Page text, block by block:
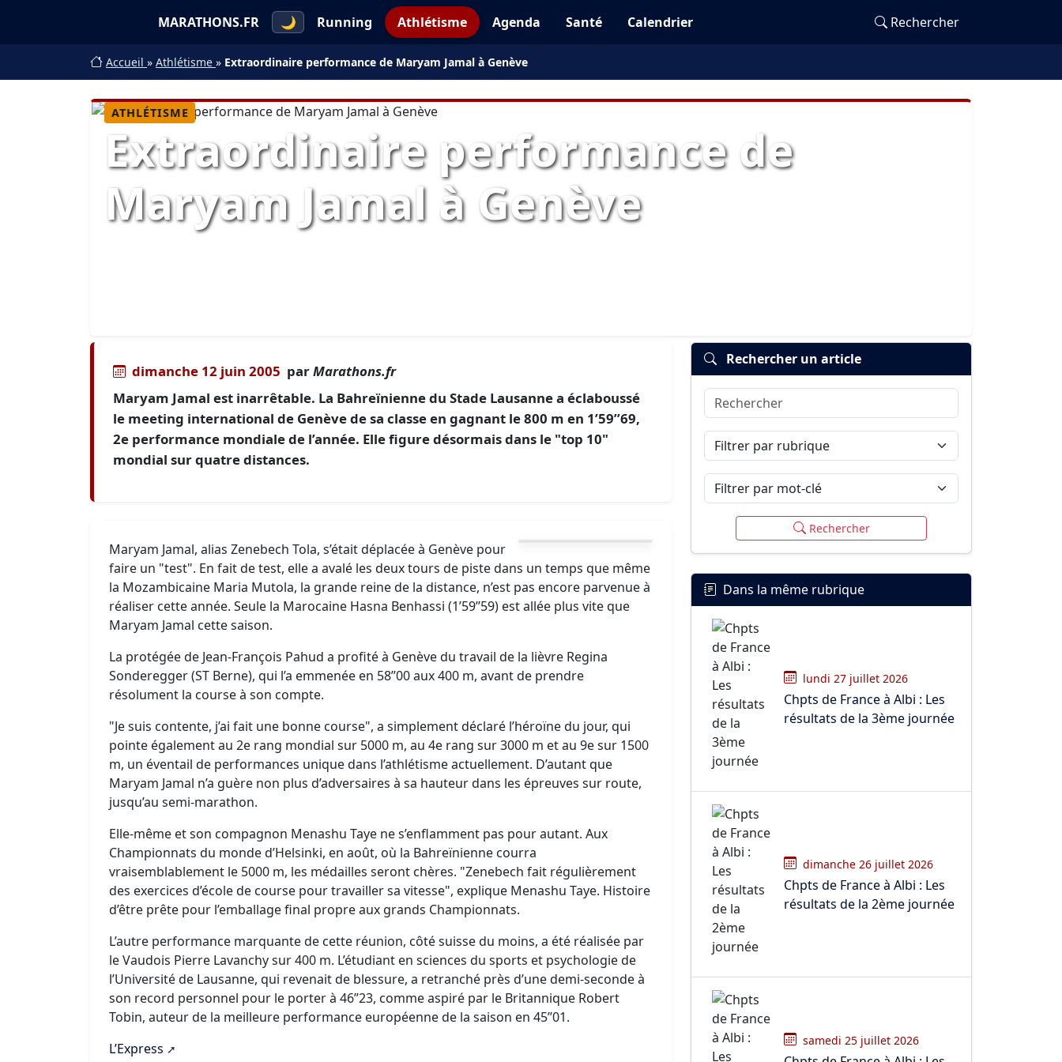
MARATHONS.FR 🌙 Running Athlétisme Agenda Santé Calendrier Rechercher
Accueil » Athlétisme » Extraordinaire performance de Maryam Jamal à Genève
ATHLÉTISME
Extraordinaire performance de
Maryam Jamal à Genève
dimanche 12 juin 2005 parMarathons.fr
Maryam Jamal est inarrêtable. La Bahreïnienne du Stade Lausanne a éclaboussé
le meeting international de Genève de sa classe en gagnant le 800 m en 1’59’’69,
2e performance mondiale de l’année. Elle figure désormais dans le "top 10"
mondial sur quatre distances.
Maryam Jamal, alias Zenebech Tola, s’était déplacée à Genève pour
faire un "test". En fait de test, elle a avalé les deux tours de piste dans un temps que même
la Mozambicaine Maria Mutola, la grande reine de la distance, n’est pas encore parvenue à
réaliser cette année. Seule la Marocaine Hasna Benhassi (1’59’’59) est allée plus vite que
Maryam Jamal cette saison.
La protégée de Jean-François Pahud a profité à Genève du travail de la lièvre Regina
Sonderegger (ST Berne), qui l’a emmenée en 58’’00 aux 400 m, avant de prendre
résolument la course à son compte.
"Je suis contente, j’ai fait une bonne course", a simplement déclaré l’héroïne du jour, qui
pointe également au 2e rang mondial sur 5000 m, au 4e rang sur 3000 m et au 9e sur 1500
m, un éventail de performances unique dans l’athlétisme actuellement. D’autant que
Maryam Jamal n’a guère non plus d’adversaires à sa hauteur dans les épreuves sur route,
jusqu’au semi-marathon.
Elle-même et son compagnon Menashu Taye ne s’enflamment pas pour autant. Aux
Championnats du monde d’Helsinki, en août, où la Bahreïnienne courra
vraisemblablement le 5000 m, les médailles seront chères. "Zenebech fait régulièrement
des exercices d’école de course pour travailler sa vitesse", explique Menashu Taye. Histoire
d’être prête pour l’emballage final propre aux grands Championnats.
L’autre performance marquante de cette réunion, côté suisse du moins, a été réalisée par
le Vaudois Pierre Lavanchy sur 400 m. L’étudiant en sciences du sports et psychologie de
l’Université de Lausanne, qui revenait de blessure, a retranché près d’une demi-seconde à
son record personnel pour le porter à 46’’23, comme aspiré par le Britannique Robert
Tobin, auteur de la meilleure performance européenne de la saison en 45’’01.
L’Express
Rechercher un article
Rechercher
Filtrer par rubrique
Filtrer par mot-clé
Rechercher
Dans la même rubrique
lundi 27 juillet 2026
Chpts de France à Albi : Les
résultats de la 3ème journée
dimanche 26 juillet 2026
Chpts de France à Albi : Les
résultats de la 2ème journée
samedi 25 juillet 2026